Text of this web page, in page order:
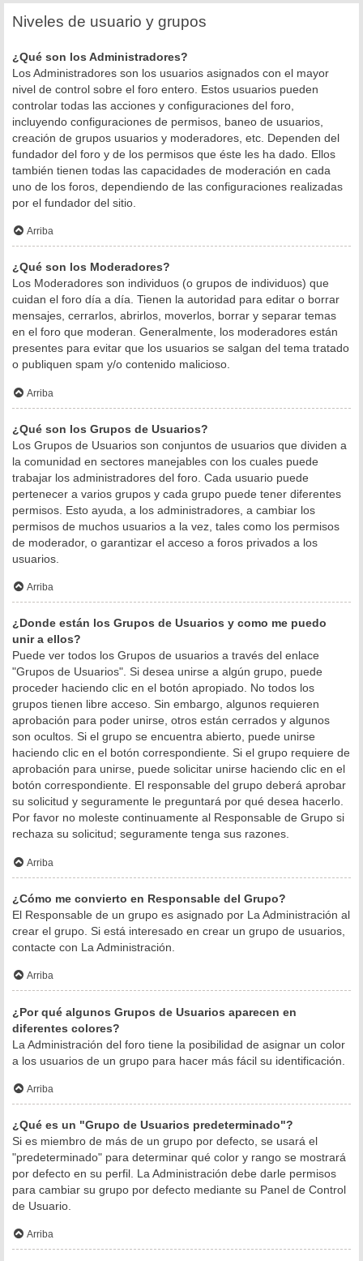
Niveles de usuario y grupos
¿Qué son los Administradores?
Los Administradores son los usuarios asignados con el mayor
nivel de control sobre el foro entero. Estos usuarios pueden
controlar todas las acciones y configuraciones del foro,
incluyendo configuraciones de permisos, baneo de usuarios,
creación de grupos usuarios y moderadores, etc. Dependen del
fundador del foro y de los permisos que éste les ha dado. Ellos
también tienen todas las capacidades de moderación en cada
uno de los foros, dependiendo de las configuraciones realizadas
por el fundador del sitio.
Arriba
¿Qué son los Moderadores?
Los Moderadores son individuos (o grupos de individuos) que
cuidan el foro día a día. Tienen la autoridad para editar o borrar
mensajes, cerrarlos, abrirlos, moverlos, borrar y separar temas
en el foro que moderan. Generalmente, los moderadores están
presentes para evitar que los usuarios se salgan del tema tratado
o publiquen spam y/o contenido malicioso.
Arriba
¿Qué son los Grupos de Usuarios?
Los Grupos de Usuarios son conjuntos de usuarios que dividen a
la comunidad en sectores manejables con los cuales puede
trabajar los administradores del foro. Cada usuario puede
pertenecer a varios grupos y cada grupo puede tener diferentes
permisos. Esto ayuda, a los administradores, a cambiar los
permisos de muchos usuarios a la vez, tales como los permisos
de moderador, o garantizar el acceso a foros privados a los
usuarios.
Arriba
¿Donde están los Grupos de Usuarios y como me puedo
unir a ellos?
Puede ver todos los Grupos de usuarios a través del enlace
"Grupos de Usuarios". Si desea unirse a algún grupo, puede
proceder haciendo clic en el botón apropiado. No todos los
grupos tienen libre acceso. Sin embargo, algunos requieren
aprobación para poder unirse, otros están cerrados y algunos
son ocultos. Si el grupo se encuentra abierto, puede unirse
haciendo clic en el botón correspondiente. Si el grupo requiere de
aprobación para unirse, puede solicitar unirse haciendo clic en el
botón correspondiente. El responsable del grupo deberá aprobar
su solicitud y seguramente le preguntará por qué desea hacerlo.
Por favor no moleste continuamente al Responsable de Grupo si
rechaza su solicitud; seguramente tenga sus razones.
Arriba
¿Cómo me convierto en Responsable del Grupo?
El Responsable de un grupo es asignado por La Administración al
crear el grupo. Si está interesado en crear un grupo de usuarios,
contacte con La Administración.
Arriba
¿Por qué algunos Grupos de Usuarios aparecen en
diferentes colores?
La Administración del foro tiene la posibilidad de asignar un color
a los usuarios de un grupo para hacer más fácil su identificación.
Arriba
¿Qué es un "Grupo de Usuarios predeterminado"?
Si es miembro de más de un grupo por defecto, se usará el
"predeterminado" para determinar qué color y rango se mostrará
por defecto en su perfil. La Administración debe darle permisos
para cambiar su grupo por defecto mediante su Panel de Control
de Usuario.
Arriba